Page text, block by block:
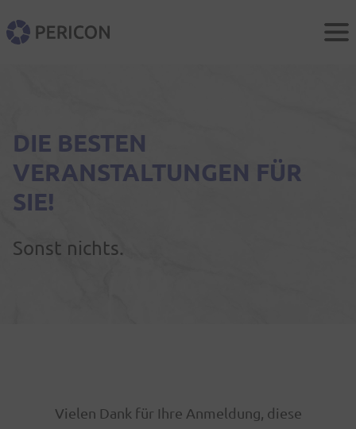
DIE BESTEN
VERANSTALTUNGEN FÜR
SIE!
Sonst nichts.
Vielen Dank für Ihre Anmeldung, diese